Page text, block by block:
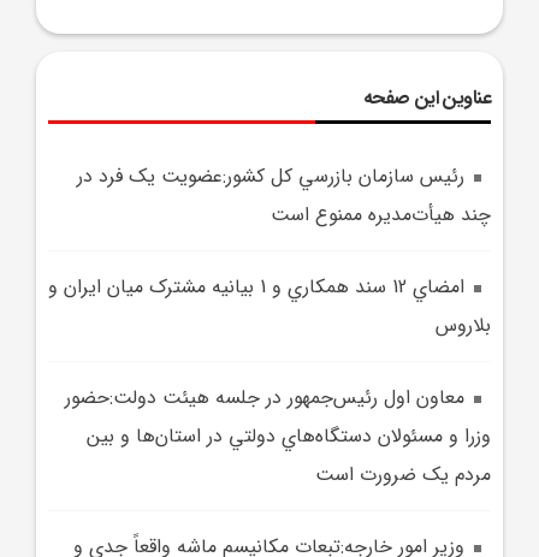
عناوین این صفحه
رئيس سازمان بازرسي کل کشور:عضويت يک فرد در
چند هيأت‌مديره ممنوع است
امضاي 12 سند همکاري و 1 بيانيه مشترک ميان ايران و
بلاروس
معاون اول رئيس‌جمهور در جلسه هيئت دولت:حضور
وزرا و مسئولان دستگاه‌هاي دولتي در استان‌ها و بين
مردم يک ضرورت است
وزير امور خارجه:تبعات مکانيسم ماشه واقعاً جدي و